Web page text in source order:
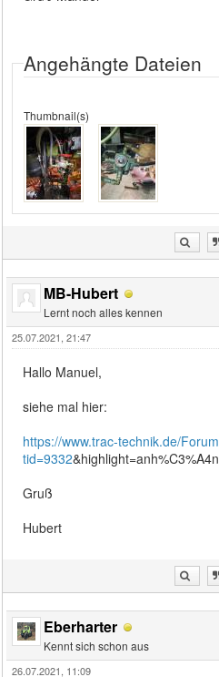
Angehängte Dateien
Thumbnail(s)
MB-Hubert
Lernt noch alles kennen
25.07.2021, 21:47
Hallo Manuel,
siehe mal hier:
https://www.trac-technik.de/
tid=9332
Gruß
Hubert
Eberharter
Kennt sich schon aus
26.07.2021, 11:09